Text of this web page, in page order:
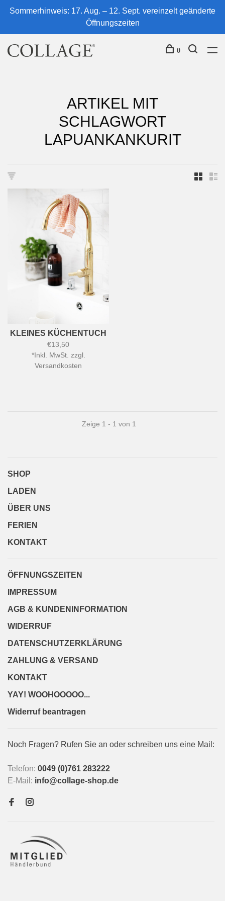
Sommerhinweis: 17. Aug. – 12. Sept. vereinzelt geänderte
Öffnungszeiten
0
ARTIKEL MIT
SCHLAGWORT
LAPUANKANKURIT
KLEINES KÜCHENTUCH
€13,50
*Inkl. MwSt. zzgl.
Versandkosten
Zeige 1 - 1 von 1
SHOP
LADEN
ÜBER UNS
FERIEN
KONTAKT
ÖFFNUNGSZEITEN
IMPRESSUM
AGB & KUNDENINFORMATION
WIDERRUF
DATENSCHUTZERKLÄRUNG
ZAHLUNG & VERSAND
KONTAKT
YAY! WOOHOOOOO...
Widerruf beantragen
Noch Fragen? Rufen Sie an oder schreiben uns eine Mail:
Telefon: 0049 (0)761 283222
E-Mail: info@collage-shop.de